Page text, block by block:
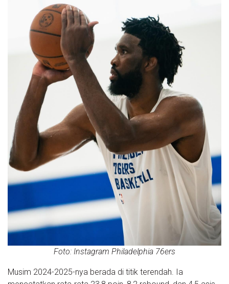
Foto: Instagram Philadelphia 76ers
Musim 2024-2025-nya berada di titik terendah. Ia